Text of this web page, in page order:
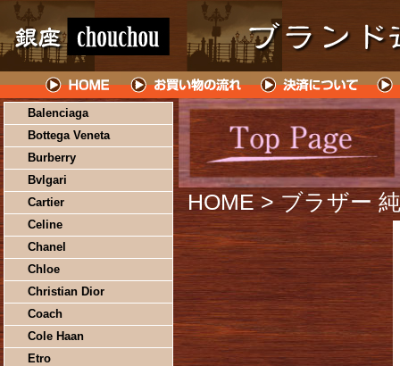
Balenciaga
Bottega Veneta
Burberry
Bvlgari
Cartier
Celine
Chanel
Chloe
Christian Dior
Coach
Cole Haan
Etro
HOME > ブラザー